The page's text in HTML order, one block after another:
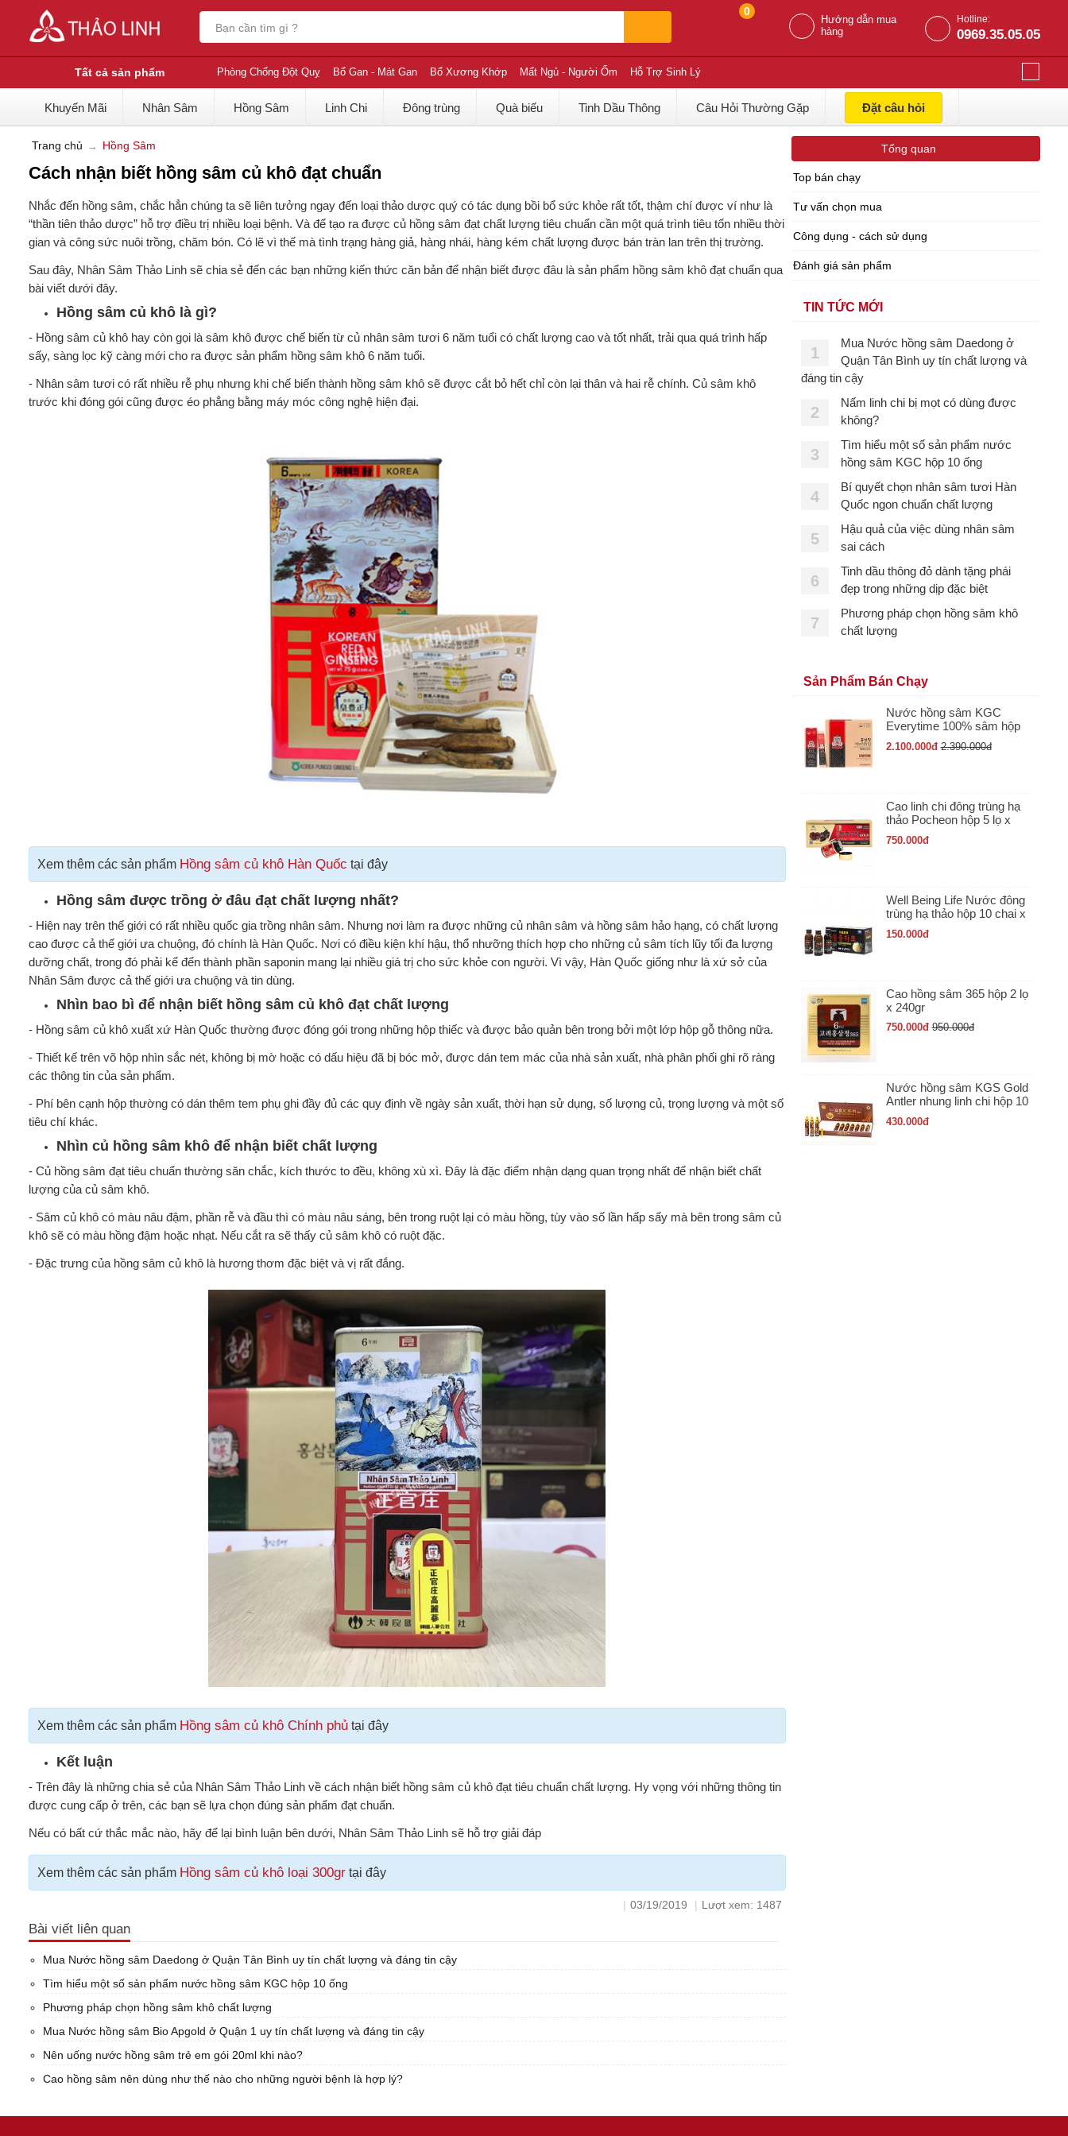
0
Hướng dẫn mua
hàng
Hotline:
0969.35.05.05
Tất cả sản phẩm Phòng Chống Đột Quỵ Bổ Gan - Mát Gan Bổ Xương Khớp Mất Ngủ - Người Ốm Hỗ Trợ Sinh Lý
Khuyến Mãi Nhân Sâm Hồng Sâm Linh Chi Đông trùng Quà biếu Tinh Dầu Thông Câu Hỏi Thường Gặp Đặt câu hỏi
Trang chủ Hồng Sâm
Cách nhận biết hồng sâm củ khô đạt chuẩn
Nhắc đến hồng sâm, chắc hẳn chúng ta sẽ liên tưởng ngay đến loại thảo dược quý có tác dụng bồi bổ sức khỏe rất tốt, thậm chí được ví như là
“thần tiên thảo dược” hỗ trợ điều trị nhiều loại bệnh. Và để tạo ra được củ hồng sâm đạt chất lượng tiêu chuẩn cần một quá trình tiêu tốn nhiều thời
gian và công sức nuôi trồng, chăm bón. Có lẽ vì thế mà tình trạng hàng giả, hàng nhái, hàng kém chất lượng được bán tràn lan trên thị trường.
Sau đây, Nhân Sâm Thảo Linh sẽ chia sẻ đến các bạn những kiến thức căn bản để nhận biết được đâu là sản phẩm hồng sâm khô đạt chuẩn qua
bài viết dưới đây.
Hồng sâm củ khô là gì?
- Hồng sâm củ khô hay còn gọi là sâm khô được chế biến từ củ nhân sâm tươi 6 năm tuổi có chất lượng cao và tốt nhất, trải qua quá trình hấp
sấy, sàng lọc kỹ càng mới cho ra được sản phẩm hồng sâm khô 6 năm tuổi.
- Nhân sâm tươi có rất nhiều rễ phụ nhưng khi chế biến thành hồng sâm khô sẽ được cắt bỏ hết chỉ còn lại thân và hai rễ chính. Củ sâm khô
trước khi đóng gói cũng được éo phẳng bằng máy móc công nghệ hiện đại.
Xem thêm các sản phẩm Hồng sâm củ khô Hàn Quốc tại đây
Hồng sâm được trồng ở đâu đạt chất lượng nhất?
- Hiện nay trên thế giới có rất nhiều quốc gia trồng nhân sâm. Nhưng nơi làm ra được những củ nhân sâm và hồng sâm hảo hạng, có chất lượng
cao được cả thế giới ưa chuộng, đó chính là Hàn Quốc. Nơi có điều kiện khí hậu, thổ nhưỡng thích hợp cho những củ sâm tích lũy tối đa lượng
dưỡng chất, trong đó phải kể đến thành phần saponin mang lại nhiều giá trị cho sức khỏe con người. Vì vậy, Hàn Quốc giống như là xứ sở của
Nhân Sâm được cả thế giới ưa chuộng và tin dùng.
Nhìn bao bì để nhận biết hồng sâm củ khô đạt chất lượng
- Hồng sâm củ khô xuất xứ Hàn Quốc thường được đóng gói trong những hộp thiếc và được bảo quản bên trong bởi một lớp hộp gỗ thông nữa.
- Thiết kế trên võ hộp nhìn sắc nét, không bị mờ hoặc có dấu hiệu đã bị bóc mở, được dán tem mác của nhà sản xuất, nhà phân phối ghi rõ ràng
các thông tin của sản phẩm.
- Phí bên cạnh hộp thường có dán thêm tem phụ ghi đầy đủ các quy định về ngày sản xuất, thời hạn sử dụng, số lượng củ, trọng lượng và một số
tiêu chí khác.
Nhìn củ hồng sâm khô để nhận biết chất lượng
- Củ hồng sâm đạt tiêu chuẩn thường săn chắc, kích thước to đều, không xù xì. Đây là đặc điểm nhận dạng quan trọng nhất để nhận biết chất
lượng của củ sâm khô.
- Sâm củ khô có màu nâu đậm, phần rễ và đầu thì có màu nâu sáng, bên trong ruột lại có màu hồng, tùy vào số lần hấp sấy mà bên trong sâm củ
khô sẽ có màu hồng đậm hoặc nhạt. Nếu cắt ra sẽ thấy củ sâm khô có ruột đặc.
- Đặc trưng của hồng sâm củ khô là hương thơm đặc biệt và vị rất đắng.
Xem thêm các sản phẩm Hồng sâm củ khô Chính phủtại đây
Kết luận
- Trên đây là những chia sẻ của Nhân Sâm Thảo Linh về cách nhận biết hồng sâm củ khô đạt tiêu chuẩn chất lượng. Hy vọng với những thông tin
được cung cấp ở trên, các bạn sẽ lựa chọn đúng sản phẩm đạt chuẩn.
Nếu có bất cứ thắc mắc nào, hãy để lại bình luận bên dưới, Nhân Sâm Thảo Linh sẽ hỗ trợ giải đáp
Xem thêm các sản phẩm Hồng sâm củ khô loại 300grtại đây
| 03/19/2019 | Lượt xem: 1487
Bài viết liên quan
Mua Nước hồng sâm Daedong ở Quận Tân Bình uy tín chất lượng và đáng tin cậy
Tìm hiểu một số sản phẩm nước hồng sâm KGC hộp 10 ống
Phương pháp chọn hồng sâm khô chất lượng
Mua Nước hồng sâm Bio Apgold ở Quận 1 uy tín chất lượng và đáng tin cậy
Nên uống nước hồng sâm trẻ em gói 20ml khi nào?
Cao hồng sâm nên dùng như thế nào cho những người bệnh là hợp lý?
Tổng quan
Top bán chạy
Tư vấn chọn mua
Công dụng - cách sử dụng
Đánh giá sản phẩm
TIN TỨC MỚI
1
Mua Nước hồng sâm Daedong ở
Quận Tân Bình uy tín chất lượng và
đáng tin cậy
2
Nấm linh chi bị mọt có dùng được
không?
3
Tìm hiểu một số sản phẩm nước
hồng sâm KGC hộp 10 ống
4
Bí quyết chọn nhân sâm tươi Hàn
Quốc ngon chuẩn chất lượng
5
Hậu quả của việc dùng nhân sâm
sai cách
6
Tinh dầu thông đỏ dành tặng phái
đẹp trong những dịp đặc biệt
7
Phương pháp chọn hồng sâm khô
chất lượng
Sản Phẩm Bán Chạy
Nước hồng sâm KGC
Everytime 100% sâm hộp
30 gói x 10ml
2.100.000đ 2.390.000đ
Cao linh chi đông trùng hạ
thảo Pocheon hộp 5 lọ x
50gr
750.000đ
Well Being Life Nước đông
trùng hạ thảo hộp 10 chai x
100ml
150.000đ
Cao hồng sâm 365 hộp 2 lọ
x 240gr
750.000đ 950.000đ
Nước hồng sâm KGS Gold
Antler nhung linh chi hộp 10
ống x 20ml
430.000đ